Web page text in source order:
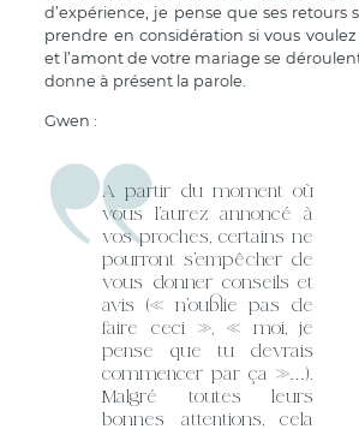
d’expérience, je pense que ses retours
prendre en considération si vous
et l’amont de votre mariage se
donne à présent la parole.
Gwen :
A partir du moment où
vous l’aurez annoncé à
vos proches, certains ne
pourront s’empêcher de
vous donner conseils et
avis (« n’oublie pas de
faire ceci », « moi, je
pense que tu devrais
commencer par ça »…).
Malgré toutes leurs
bonnes attentions, cela